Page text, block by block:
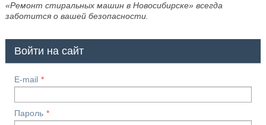
«Ремонт стиральных машин в Новосибирске» всегда
заботится о вашей безопасности.
Войти на сайт
E-mail
Пароль